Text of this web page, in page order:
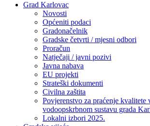
Grad Karlovac
Novosti
Općeniti podaci
Gradonačelnik
Gradske četvrti / mjesni odbori
Proračun
Natječaji / javni pozivi
Javna nabava
EU projekti
Strateški dokumenti
Civilna zaštita
Povjerenstvo za praćenje kvalitete
vodoopskrbnom sustavu grada
Lokalni izbori 2025.